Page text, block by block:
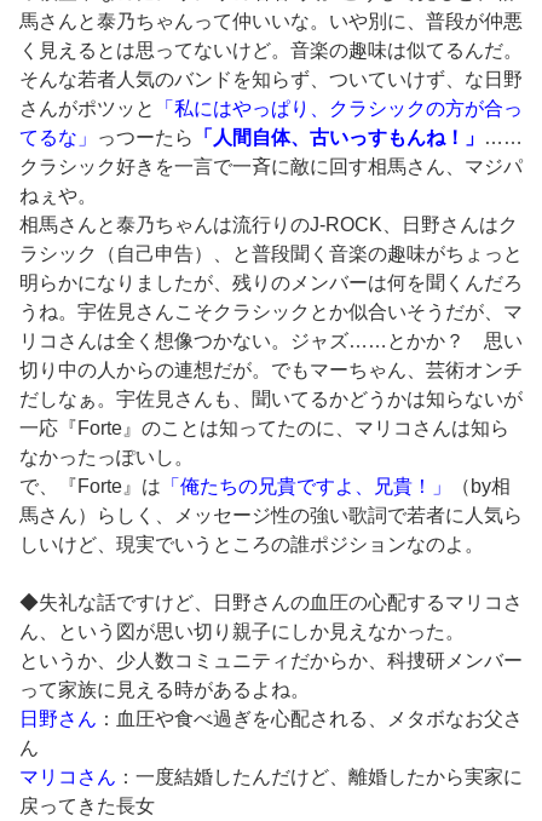
馬さんと泰乃ちゃんって仲いいな。いや別に、普段が仲悪
く見えるとは思ってないけど。音楽の趣味は似てるんだ。
そんな若者人気のバンドを知らず、ついていけず、な日野
さんがポツッと
「私にはやっぱり、クラシックの方が合っ
てるな」
っつーたら 「人間自体、古いっすもんね！」 ……
クラシック好きを一言で一斉に敵に回す相馬さん、マジパ
ねぇや。
相馬さんと泰乃ちゃんは流行りのJ-ROCK、日野さんはク
ラシック（自己申告）、と普段聞く音楽の趣味がちょっと
明らかになりましたが、残りのメンバーは何を聞くんだろ
うね。宇佐見さんこそクラシックとか似合いそうだが、マ
リコさんは全く想像つかない。ジャズ……とかか？ 思い
切り中の人からの連想だが。でもマーちゃん、芸術オンチ
だしなぁ。宇佐見さんも、聞いてるかどうかは知らないが
一応『Forte』のことは知ってたのに、マリコさんは知ら
なかったっぽいし。
で、『Forte』は 「俺たちの兄貴ですよ、兄貴！」
（by相
馬さん）らしく、メッセージ性の強い歌詞で若者に人気ら
しいけど、現実でいうところの誰ポジションなのよ。
◆失礼な話ですけど、日野さんの血圧の心配するマリコさ
ん、という図が思い切り親子にしか見えなかった。
というか、少人数コミュニティだからか、科捜研メンバー
って家族に見える時があるよね。
日野さん ：血圧や食べ過ぎを心配される、メタボなお父さ
ん
マリコさん ：一度結婚したんだけど、離婚したから実家に
戻ってきた長女